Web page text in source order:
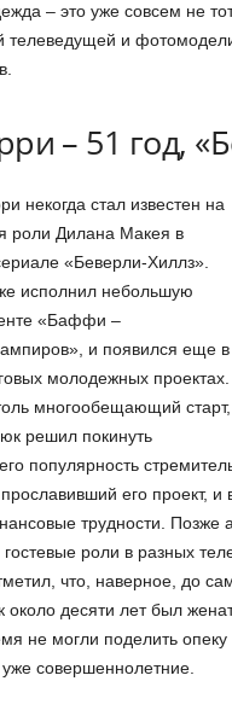
– это уже совсем не
телеведущей и
– 51 год,
некогда стал известен на
роли Дилана Макея в
«Беверли-Хиллз».
исполнил небольшую
«Баффи –
и появился еще в
молодежных проектах.
многообещающий старт,
решил покинуть
популярность
его проект, и
трудности. Позже
роли в разных
что, наверное, до
десяти лет был
не могли поделить
совершеннолетние.